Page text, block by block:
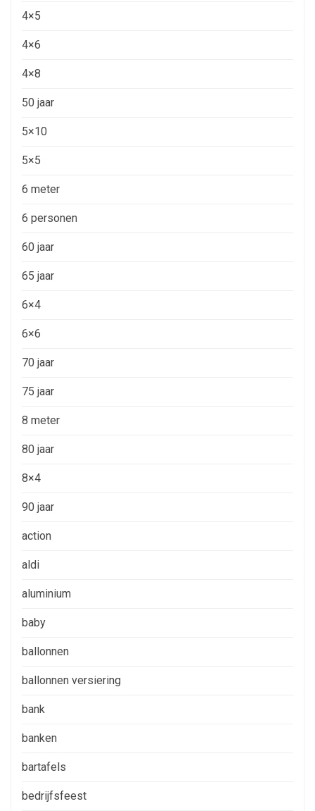
4×5
4×6
4×8
50 jaar
5×10
5×5
6 meter
6 personen
60 jaar
65 jaar
6×4
6×6
70 jaar
75 jaar
8 meter
80 jaar
8×4
90 jaar
action
aldi
aluminium
baby
ballonnen
ballonnen versiering
bank
banken
bartafels
bedrijfsfeest